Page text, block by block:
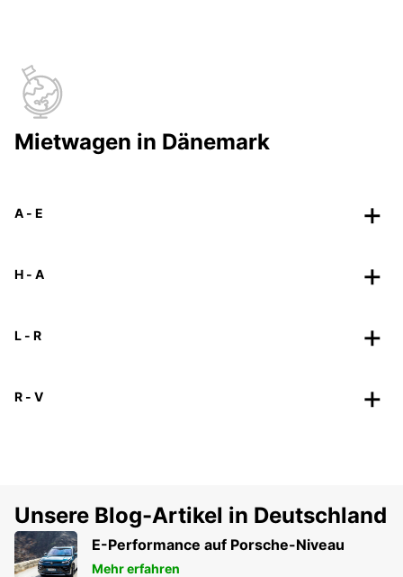
Mietwagen in Dänemark
A - E
H - A
L - R
R - V
Unsere Blog-Artikel in Deutschland
E-Performance auf Porsche-Niveau
Mehr erfahren